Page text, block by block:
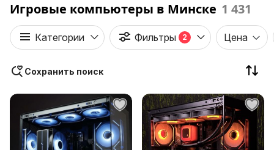
Игровые компьютеры в Минске 1 431
Категории Фильтры 2 Цена
Сохранить поиск